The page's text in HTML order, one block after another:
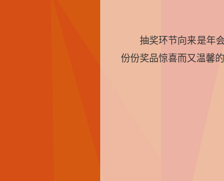
抽奖环节向来是年
份份奖品惊喜而又温馨